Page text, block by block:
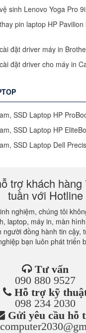
sinh Lenovo Yoga Pro
pin laptop HP Pavilion
đặt driver máy in
đặt driver cho máy in
SSD Laptop HP
SSD Laptop HP
SSD Laptop Dell
trợ khách hàng
tuần với Hotline
nghiệm, chúng tôi
laptop, máy in, màn
người đồng hành tin cậy,
bạn luôn phát triển
Tư vấn
090 880 9527
Hỗ trợ kỹ
098 234 2030
Gửi yêu cầu hỗ